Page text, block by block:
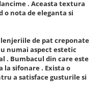
. Aceasta textura
o nota de eleganta si
de pat creponate
numai aspect estetic
. Bumbacul din care este
sifonare . Exista o
a satisface gusturile si